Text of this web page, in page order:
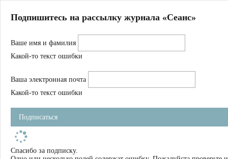
Магазин
Журнал
Школа
Устав
Фильмы
Имена
Тэги
Подпишитесь на рассылку журнала «Сеанс»
Ваше имя и фамилия
Какой-то текст ошибки
Ваша электронная почта
Какой-то текст ошибки
Подписаться
Спасибо за подписку.